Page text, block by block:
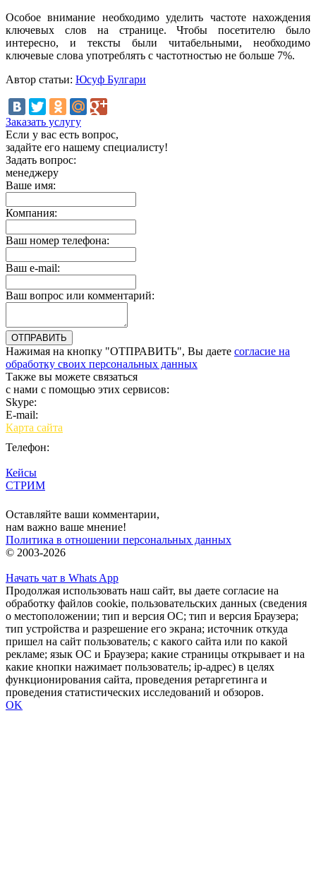
Особое внимание необходимо уделить частоте нахождения
ключевых слов на странице. Чтобы посетителю было
интересно, и тексты были читабельными, необходимо
ключевые слова употреблять с частотностью не больше 7%.
Автор статьи: Юсуф Булгари
Заказать услугу
Если у вас есть вопрос,
задайте его нашему специалисту!
Задать вопрос:
менеджеру
Ваше имя:
Компания:
Ваш номер телефона:
Ваш e-mail:
Ваш вопрос или комментарий:
Нажимая на кнопку "ОТПРАВИТЬ", Вы даете согласие на
обработку своих персональных данных
Также вы можете связаться
с нами с помощью этих сервисов:
Skype:
E-mail:
Карта сайта
Телефон:
Кейсы
СТРИМ
Оставляйте ваши комментарии,
нам важно ваше мнение!
Политика в отношении персональных данных
© 2003-2026
Начать чат в Whats App
Продолжая использовать наш сайт, вы даете согласие на
обработку файлов cookie, пользовательских данных (сведения
о местоположении; тип и версия ОС; тип и версия Браузера;
тип устройства и разрешение его экрана; источник откуда
пришел на сайт пользователь; с какого сайта или по какой
рекламе; язык ОС и Браузера; какие страницы открывает и на
какие кнопки нажимает пользователь; ip-адрес) в целях
функционирования сайта, проведения ретаргетинга и
проведения статистических исследований и обзоров.
OK